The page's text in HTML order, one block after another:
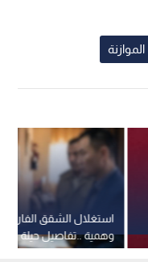
الموازنة
استغلال الشقق الفارغة
وهمية ..تفاصيل حيلة
في عمان